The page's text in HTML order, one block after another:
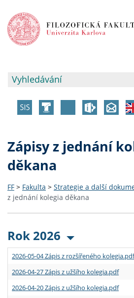
Zápisy z jednání
děkana
FF > Fakulta > Strategie a další
z jednání kolegia děkana
Rok 2026
2026-05-04 Zápis z rozšířeného
2026-04-27 Zápis z užšího kolegia.pdf
2026-04-20 Zápis z užšího kolegia.pdf